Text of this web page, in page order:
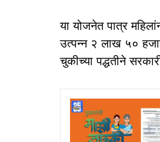
या योजनेत पात्र
उत्पन्न २ लाख ५०
चुकीच्या पद्धतीने